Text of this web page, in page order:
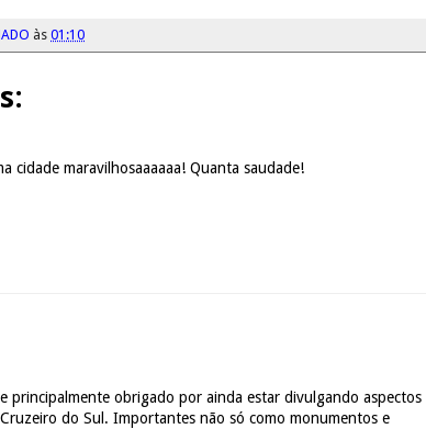
às 01:10
cidade maravilhosaaaaaa! Quanta saudade!
principalmente obrigado por ainda estar divulgando aspectos
do Sul. Importantes não só como monumentos e